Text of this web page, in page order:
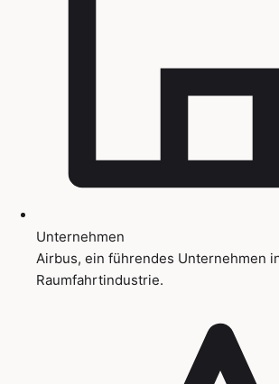
Unternehmen
Airbus, ein führendes Unternehmen
Raumfahrtindustrie.